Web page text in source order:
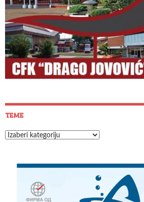
TEME
Teme